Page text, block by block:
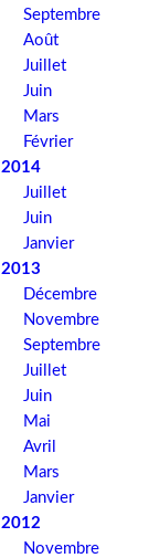
Septembre
Août
Juillet
Juin
Mars
Février
2014
Juillet
Juin
Janvier
2013
Décembre
Novembre
Septembre
Juillet
Juin
Mai
Avril
Mars
Janvier
2012
Novembre